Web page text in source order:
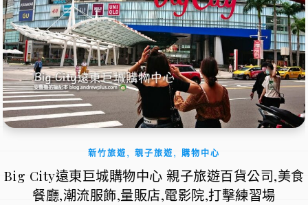
新竹旅遊 , 親子旅遊 , 購物中心
Big City遠東巨城購物中心 親子旅遊百貨公司,美食
餐廳,潮流服飾,量販店,電影院,打擊練習場